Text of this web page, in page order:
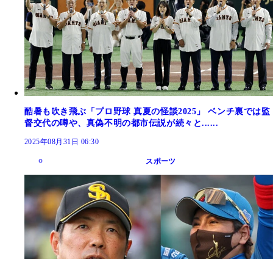
酷暑も吹き飛ぶ「プロ野球 真夏の怪談2025」 ベンチ裏では監
督交代の噂や、真偽不明の都市伝説が続々と......
2025年08月31日 06:30
スポーツ